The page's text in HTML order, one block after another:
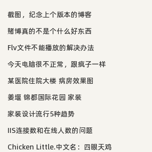
截图，纪念上个版本的博客
赌博真的不是个什么好东西
Flv文件不能播放的解决办法
今天电脑很不正常，跟疯子一样
某医院住院大楼 病房效果图
姜堰 锦都国际花园 家装
家装设计流行5种趋势
IIS连接数和在线人数的问题
Chicken Little.中文名：四眼天鸡